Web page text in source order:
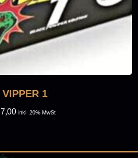
VIPPER 1
7,00 inkl. 20% MwSt